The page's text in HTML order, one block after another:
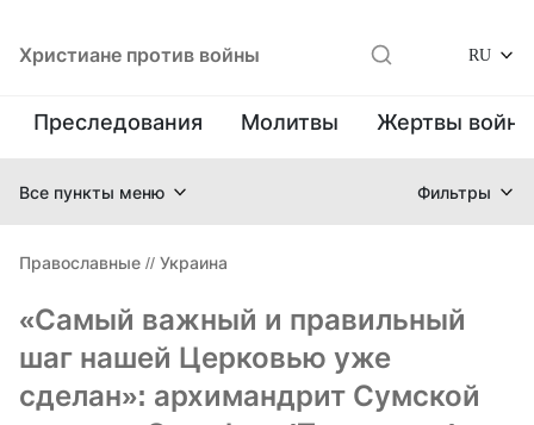
Христиане против войны RU
Преследования Молитвы Жертвы
Все пункты меню Фильтры
Православные // Украина
«Самый важный и правильный
шаг нашей Церковью уже
сделан»: архимандрит Сумской